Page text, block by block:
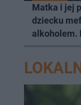
Matka i jej
dziecku
alkoholem.